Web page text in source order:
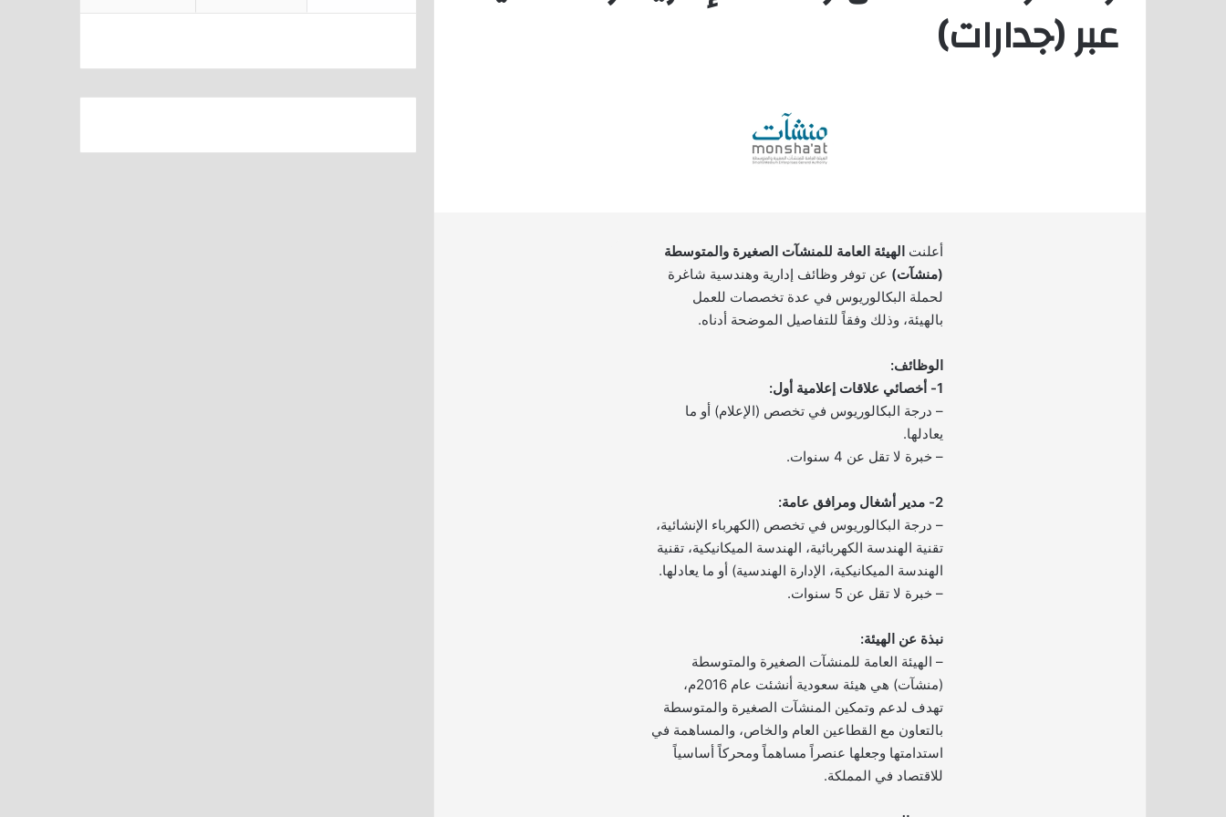
عبر (جدارات)
أعلنت الهيئة العامة للمنشآت الصغيرة والمتوسطة
(منشآت) عن توفر وظائف إدارية وهندسية شاغرة
لحملة البكالوريوس في عدة تخصصات للعمل
بالهيئة، وذلك وفقاً للتفاصيل الموضحة أدناه.
الوظائف:
1- أخصائي علاقات إعلامية أول:
– درجة البكالوريوس في تخصص (الإعلام) أو ما
يعادلها.
– خبرة لا تقل عن 4 سنوات.
2- مدير أشغال ومرافق عامة:
– درجة البكالوريوس في تخصص (الكهرباء الإنشائية،
تقنية الهندسة الكهربائية، الهندسة الميكانيكية، تقنية
الهندسة الميكانيكية، الإدارة الهندسية) أو ما يعادلها.
– خبرة لا تقل عن 5 سنوات.
نبذة عن الهيئة:
– الهيئة العامة للمنشآت الصغيرة والمتوسطة
(منشآت) هي هيئة سعودية أنشئت عام 2016م،
تهدف لدعم وتمكين المنشآت الصغيرة والمتوسطة
بالتعاون مع القطاعين العام والخاص، والمساهمة في
استدامتها وجعلها عنصراً مساهماً ومحركاً أساسياً
للاقتصاد في المملكة.